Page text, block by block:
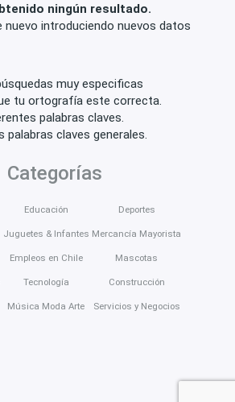
ningún resultado.
nuevo introduciendo nuevos datos
muy especificas
tu ortografía este correcta.
palabras claves.
palabras claves generales.
Categorías
Educación
Juguetes & Infantes
Empleos en Chile
Tecnología
Música Moda Arte
Deportes
Mercancía Mayorista
Mascotas
Construcción
Servicios y Negocios